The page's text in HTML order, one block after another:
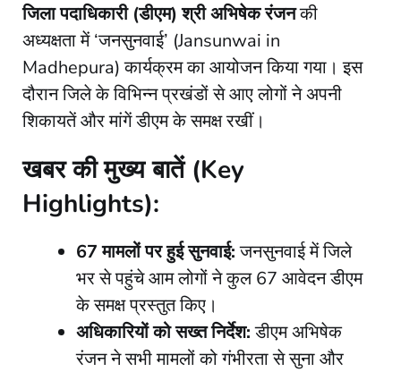
जिला पदाधिकारी (डीएम) श्री अभिषेक रंजनकी
अध्यक्षता में ‘जनसुनवाई’ (Jansunwai in
Madhepura) कार्यक्रम का आयोजन किया गया। इस
दौरान जिले के विभिन्न प्रखंडों से आए लोगों ने अपनी
शिकायतें और मांगें डीएम के समक्ष रखीं।
खबर की मुख्य बातें (Key
Highlights):
67 मामलों पर हुई सुनवाई:जनसुनवाई में जिले
भर से पहुंचे आम लोगों ने कुल 67 आवेदन डीएम
के समक्ष प्रस्तुत किए।
अधिकारियों को सख्त निर्देश:डीएम अभिषेक
रंजन ने सभी मामलों को गंभीरता से सुना और